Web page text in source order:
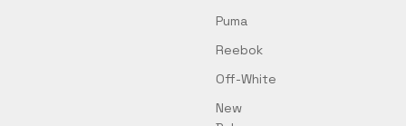
Puma
Reebok
Off-White
New